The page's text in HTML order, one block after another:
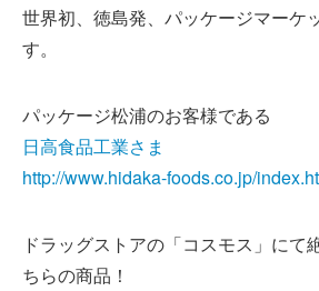
世界初、徳島発、パッケージマーケ
す。
パッケージ松浦のお客様である
日高食品工業さま
http://www.hidaka-foods.co.jp/
ドラッグストアの「コスモス」にて
ちらの商品！